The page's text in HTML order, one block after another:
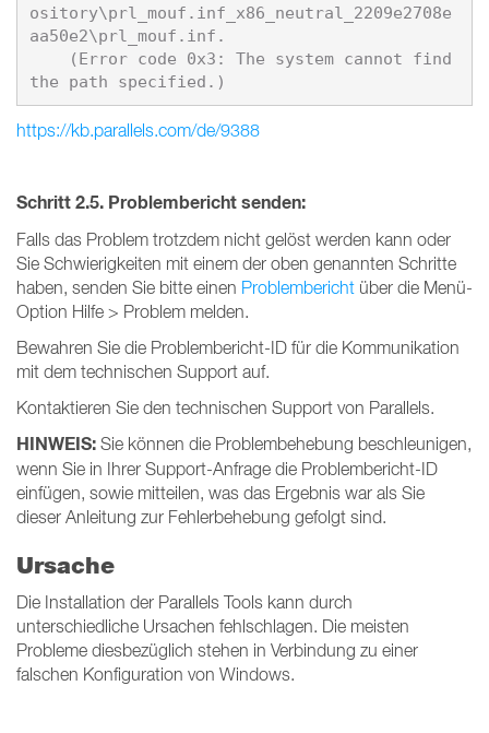
ository\prl_mouf.inf_x86_neutral_2209e2708e
aa50e2\prl_mouf.inf.
https://kb.parallels.com/de/9388
Schritt 2.5. Problembericht senden:
Falls das Problem trotzdem nicht gelöst werden kann oder
Sie Schwierigkeiten mit einem der oben genannten Schritte
haben, senden Sie bitte einen Problembericht über die Menü-
Option Hilfe > Problem melden.
Bewahren Sie die Problembericht-ID für die Kommunikation
mit dem technischen Support auf.
Kontaktieren Sie den technischen Support von Parallels.
HINWEIS: Sie können die Problembehebung beschleunigen,
wenn Sie in Ihrer Support-Anfrage die Problembericht-ID
einfügen, sowie mitteilen, was das Ergebnis war als Sie
dieser Anleitung zur Fehlerbehebung gefolgt sind.
Ursache
Die Installation der Parallels Tools kann durch
unterschiedliche Ursachen fehlschlagen. Die meisten
Probleme diesbezüglich stehen in Verbindung zu einer
falschen Konfiguration von Windows.